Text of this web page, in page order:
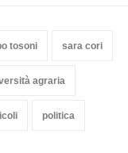
tosoni sara cori
agraria
politica